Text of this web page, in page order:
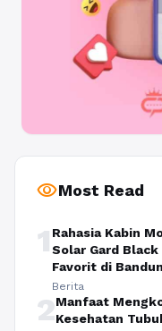
visibilityMost Read
1 Rahasia Kabin
Solar Gard
Favorit di
Berita
2Manfaat
Kesehatan